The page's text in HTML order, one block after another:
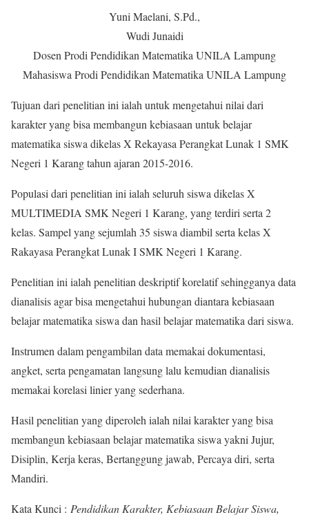
Yuni Maelani, S.Pd.,
Wudi Junaidi
Dosen Prodi Pendidikan Matematika UNILA Lampung
Mahasiswa Prodi Pendidikan Matematika UNILA Lampung
Tujuan dari penelitian ini ialah untuk mengetahui nilai dari
karakter yang bisa membangun kebiasaan untuk belajar
matematika siswa dikelas X Rekayasa Perangkat Lunak 1 SMK
Negeri 1 Karang tahun ajaran 2015-2016.
Populasi dari penelitian ini ialah seluruh siswa dikelas X
MULTIMEDIA SMK Negeri 1 Karang, yang terdiri serta 2
kelas. Sampel yang sejumlah 35 siswa diambil serta kelas X
Rakayasa Perangkat Lunak I SMK Negeri 1 Karang.
Penelitian ini ialah penelitian deskriptif korelatif sehingganya data
dianalisis agar bisa mengetahui hubungan diantara kebiasaan
belajar matematika siswa dan hasil belajar matematika dari siswa.
Instrumen dalam pengambilan data memakai dokumentasi,
angket, serta pengamatan langsung lalu kemudian dianalisis
memakai korelasi linier yang sederhana.
Hasil penelitian yang diperoleh ialah nilai karakter yang bisa
membangun kebiasaan belajar matematika siswa yakni Jujur,
Disiplin, Kerja keras, Bertanggung jawab, Percaya diri, serta
Mandiri.
Kata Kunci : Pendidikan Karakter, Kebiasaan Belajar Siswa,